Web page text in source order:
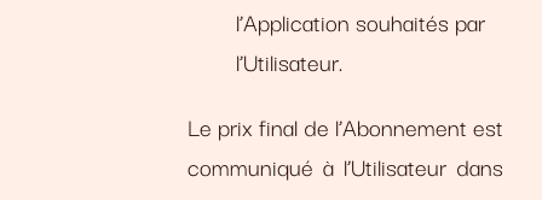
l’Application souhaités par
l’Utilisateur.
Le prix final de l’Abonnement est
communiqué à l’Utilisateur dans